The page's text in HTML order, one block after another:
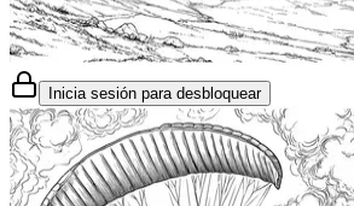
Inicia sesión para desbloquear